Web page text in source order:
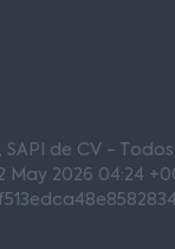
SAPI de CV -
May 2026 04:24